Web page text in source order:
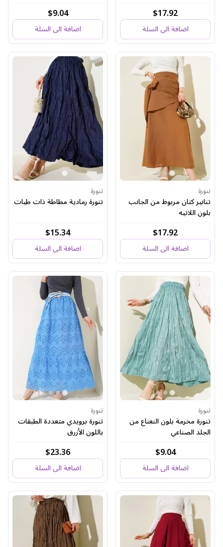
$17.92
اضافة الى السلة
$9.04
اضافة الى السلة
تنورة
تنانير كتان مربوط من الجانب
بلون اللاتيه
$17.92
اضافة الى السلة
تنورة
تنورة رمادية مطاطة ذات طيات
$15.34
اضافة الى السلة
تنورة
تنورة مخرمة بلون النعناع من
الجلد الصناعي
$9.04
اضافة الى السلة
تنورة
تنورة برويدي متعددة الطبقات
باللون الأزرق
$23.36
اضافة الى السلة